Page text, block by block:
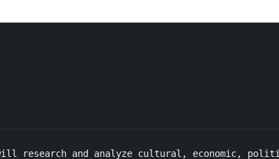
research and analyze cultural, economic,